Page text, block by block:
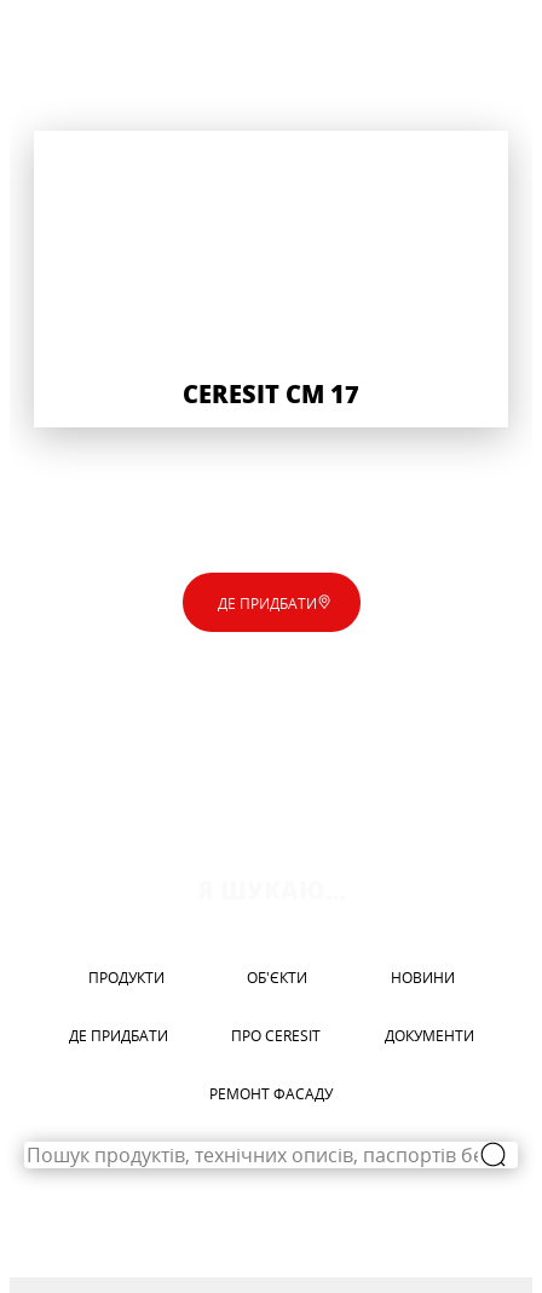
CERESIT CM 17
ДЕ ПРИДБАТИ
ПРОДУКТИ ОБ'ЄКТИ НОВИНИ
ДЕ ПРИДБАТИ ПРО CERESIT ДОКУМЕНТИ
РЕМОНТ ФАСАДУ